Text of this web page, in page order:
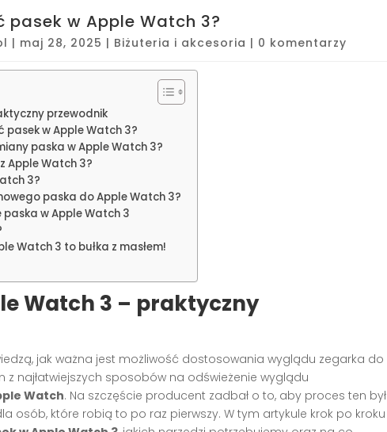
pasek w Apple Watch 3?
| maj 28, 2025 | Biżuteria i akcesoria | 0 komentarzy
przewodnik
pasek w Apple Watch 3?
paska w Apple Watch 3?
Apple Watch 3?
3?
paska do Apple Watch 3?
w Apple Watch 3
Watch 3 to bułka z masłem!
Watch 3 – praktyczny
jak ważna jest możliwość dostosowania wyglądu zegarka do
z najłatwiejszych sposobów na odświeżenie wyglądu
Watch. Na szczęście producent zadbał o to, aby proces ten był
osób, które robią to po raz pierwszy. W tym artykule krok po kroku